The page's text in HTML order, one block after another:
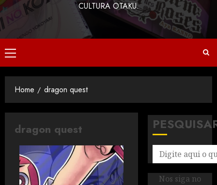
CULTURA OTAKU.
Home dragon quest
dragon quest
Nos siga no